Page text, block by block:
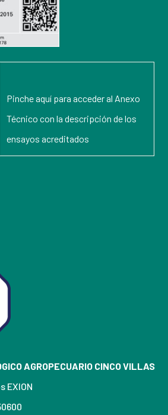
Pinche aquí para acceder al Anexo
Técnico con la descripción de los
ensayos acreditados
AGROPECUARIO CINCO VILLAS
EXION